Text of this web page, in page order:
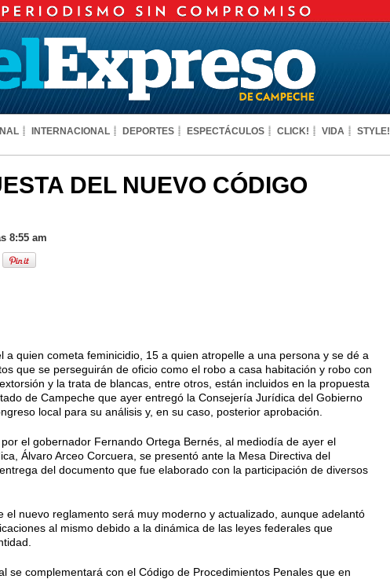
INTERNACIONAL DEPORTES ESPECTÁCULOS CLICK! VIDA STYLE!
DEL NUEVO CÓDIGO
8:55 am
a quien cometa feminicidio, 15 a quien atropelle a una persona y se dé a
que se perseguirán de ofi­cio como el robo a casa habitación y robo con
y la trata de blancas, entre otros, están inclui­dos en la propuesta
de Cam­peche que ayer entregó la Conse­jería Jurídica del Gobierno
local para su análisis y, en su caso, posterior aprobación.
el gobernador Fernando Ortega Bernés, al mediodía de ayer el
Álvaro Arceo Corcuera, se presentó ante la Mesa Directi­va del
del documento que fue elaborado con la participa­ción de diversos
el nuevo reglamento será muy moderno y actualizado, aunque adelantó
al mismo debido a la dinámica de las leyes federales que
se complementará con el Código de Procedimientos Pe­nales que en